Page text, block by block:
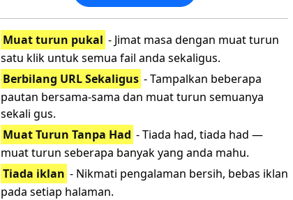
Muat turun pukal - Jimat masa dengan muat turun
satu klik untuk semua fail anda sekaligus.
Berbilang URL Sekaligus - Tampalkan beberapa
pautan bersama-sama dan muat turun semuanya
sekali gus.
Muat Turun Tanpa Had - Tiada had, tiada had —
muat turun seberapa banyak yang anda mahu.
Tiada iklan - Nikmati pengalaman bersih, bebas iklan
pada setiap halaman.